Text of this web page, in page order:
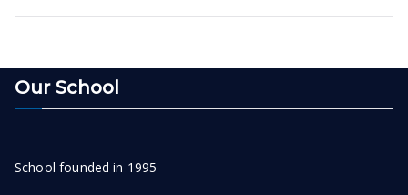
Our School
School founded in 1995